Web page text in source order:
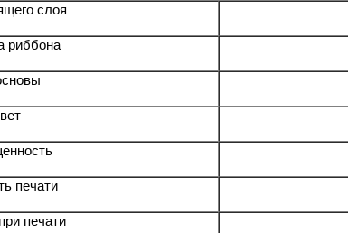
слоя
риббона
печати
печати